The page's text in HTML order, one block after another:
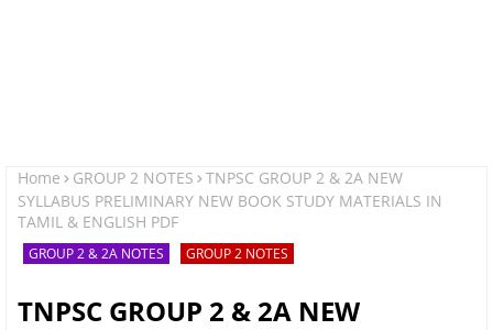
Home GROUP 2 NOTES
TNPSC GROUP 2 & 2A NEW
SYLLABUS PRELIMINARY NEW BOOK STUDY MATERIALS IN
TAMIL & ENGLISH PDF
GROUP 2 & 2A NOTES GROUP 2 NOTES
TNPSC GROUP 2 & 2A NEW